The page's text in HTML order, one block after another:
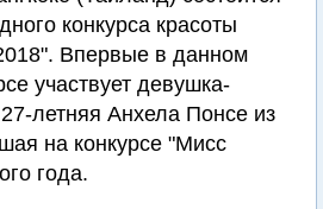
конкурса красоты
Впервые в данном
участвует девушка-
летняя Анхела Понсе из
на конкурсе "Мисс
года.